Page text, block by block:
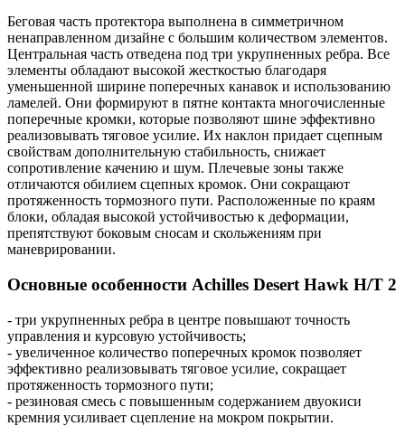
Беговая часть протектора выполнена в симметричном
ненаправленном дизайне с большим количеством элементов.
Центральная часть отведена под три укрупненных ребра. Все
элементы обладают высокой жесткостью благодаря
уменьшенной ширине поперечных канавок и использованию
ламелей. Они формируют в пятне контакта многочисленные
поперечные кромки, которые позволяют шине эффективно
реализовывать тяговое усилие. Их наклон придает сцепным
свойствам дополнительную стабильность, снижает
сопротивление качению и шум. Плечевые зоны также
отличаются обилием сцепных кромок. Они сокращают
протяженность тормозного пути. Расположенные по краям
блоки, обладая высокой устойчивостью к деформации,
препятствуют боковым сносам и скольжениям при
маневрировании.
Основные особенности Achilles Desert Hawk H/T 2
- три укрупненных ребра в центре повышают точность
управления и курсовую устойчивость;
- увеличенное количество поперечных кромок позволяет
эффективно реализовывать тяговое усилие, сокращает
протяженность тормозного пути;
- резиновая смесь с повышенным содержанием двуокиси
кремния усиливает сцепление на мокром покрытии.